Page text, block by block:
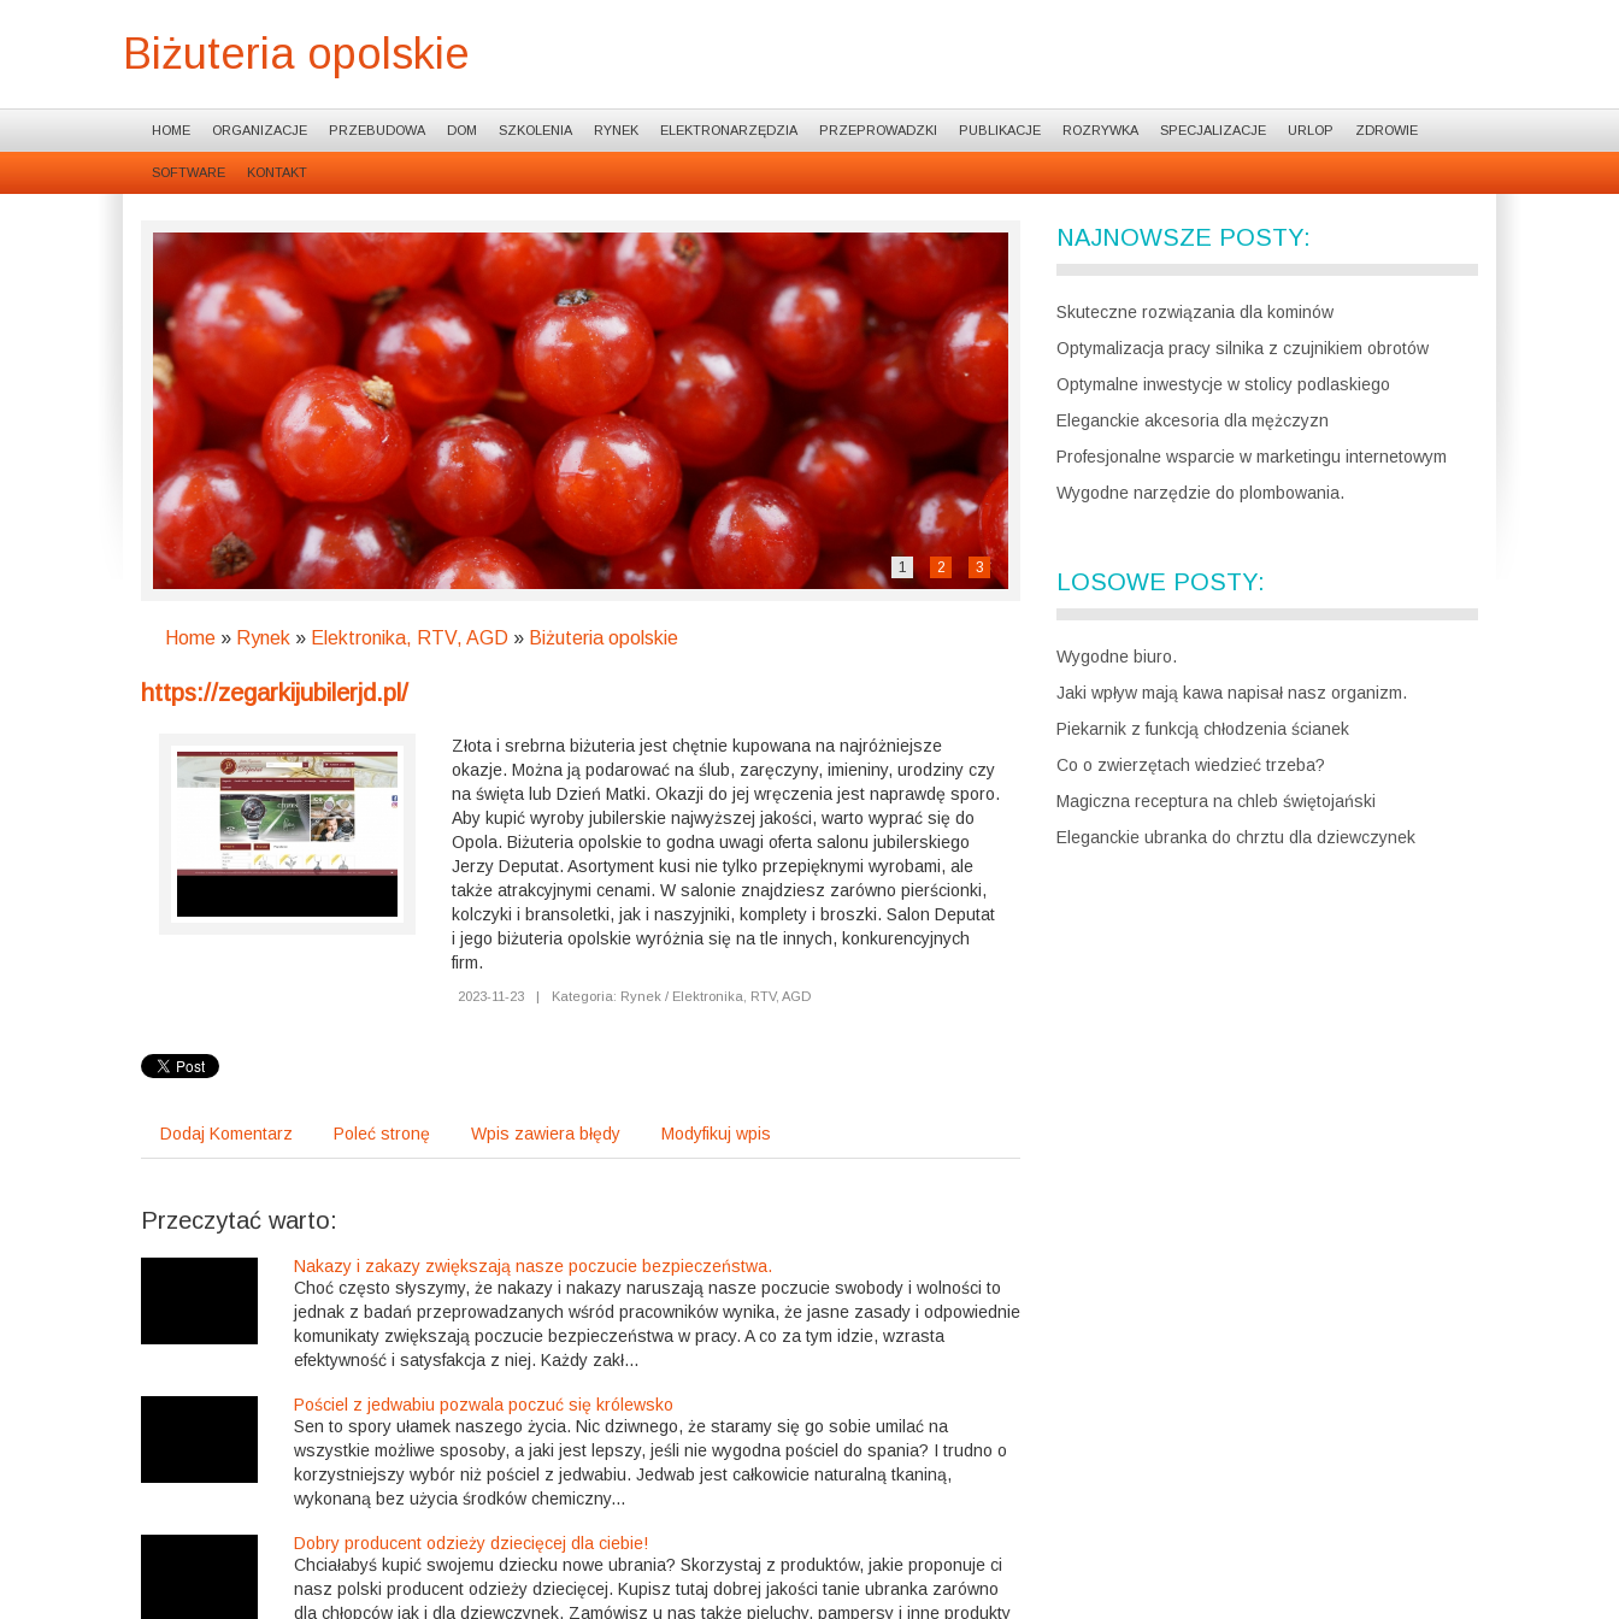
Biżuteria opolskie
HOME ORGANIZACJE PRZEBUDOWA DOM SZKOLENIA RYNEK ELEKTRONARZĘDZIA PRZEPROWADZKI PUBLIKACJE ROZRYWKA SPECJALIZACJE URLOP ZDROWIE
SOFTWARE KONTAKT
1 2 3
Home » Rynek » Elektronika, RTV, AGD » Biżuteria opolskie
https://zegarkijubilerjd.pl/
Złota i srebrna biżuteria jest chętnie kupowana na najróżniejsze
okazje. Można ją podarować na ślub, zaręczyny, imieniny, urodziny czy
na święta lub Dzień Matki. Okazji do jej wręczenia jest naprawdę sporo.
Aby kupić wyroby jubilerskie najwyższej jakości, warto wyprać się do
Opola. Biżuteria opolskie to godna uwagi oferta salonu jubilerskiego
Jerzy Deputat. Asortyment kusi nie tylko przepięknymi wyrobami, ale
także atrakcyjnymi cenami. W salonie znajdziesz zarówno pierścionki,
kolczyki i bransoletki, jak i naszyjniki, komplety i broszki. Salon Deputat
i jego biżuteria opolskie wyróżnia się na tle innych, konkurencyjnych
firm.
2023-11-23 | Kategoria: Rynek / Elektronika, RTV, AGD
Dodaj Komentarz Poleć stronę Wpis zawiera błędy Modyfikuj wpis
Przeczytać warto:
Nakazy i zakazy zwiększają nasze poczucie bezpieczeństwa.
Choć często słyszymy, że nakazy i nakazy naruszają nasze poczucie swobody i wolności to
jednak z badań przeprowadzanych wśród pracowników wynika, że jasne zasady i odpowiednie
komunikaty zwiększają poczucie bezpieczeństwa w pracy. A co za tym idzie, wzrasta
efektywność i satysfakcja z niej. Każdy zakł...
Pościel z jedwabiu pozwala poczuć się królewsko
Sen to spory ułamek naszego życia. Nic dziwnego, że staramy się go sobie umilać na
wszystkie możliwe sposoby, a jaki jest lepszy, jeśli nie wygodna pościel do spania? I trudno o
korzystniejszy wybór niż pościel z jedwabiu. Jedwab jest całkowicie naturalną tkaniną,
wykonaną bez użycia środków chemiczny...
Dobry producent odzieży dziecięcej dla ciebie!
Chciałabyś kupić swojemu dziecku nowe ubrania? Skorzystaj z produktów, jakie proponuje ci
nasz polski producent odzieży dziecięcej. Kupisz tutaj dobrej jakości tanie ubranka zarówno
dla chłopców jak i dla dziewczynek. Zamówisz u nas także pieluchy, pampersy i inne produkty
NAJNOWSZE POSTY:
Skuteczne rozwiązania dla kominów
Optymalizacja pracy silnika z czujnikiem obrotów
Optymalne inwestycje w stolicy podlaskiego
Eleganckie akcesoria dla mężczyzn
Profesjonalne wsparcie w marketingu internetowym
Wygodne narzędzie do plombowania.
LOSOWE POSTY:
Wygodne biuro.
Jaki wpływ mają kawa napisał nasz organizm.
Piekarnik z funkcją chłodzenia ścianek
Co o zwierzętach wiedzieć trzeba?
Magiczna receptura na chleb świętojański
Eleganckie ubranka do chrztu dla dziewczynek